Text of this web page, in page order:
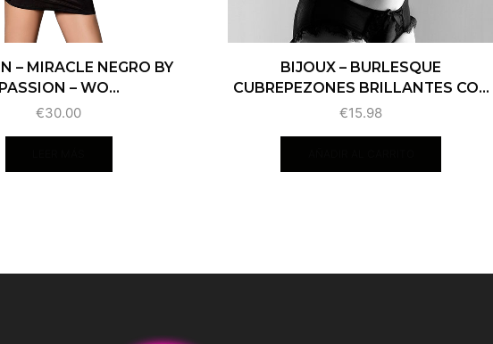
– MIRACLE NEGRO BY
PASSION – WO...
€30.00
BIJOUX – BURLESQUE
CUBREPEZONES BRILLANTES CO...
€15.98